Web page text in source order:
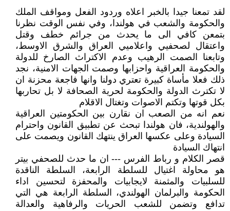
لقد تمعنا جيدا بالخبر اعلاه وردود الفعل ومواقف الملك
والحكومة والشعب في هولندا، وفي نفس الوقت نظرنا
بتمعن كافي الى ما يحدث من جرائم خطف وقتل
واعتقال لصحفيي واعلاميي العراق والشرق الاوسط،
وتابعنا الصمت الرهيب وعدم الاكتراث الصارخ للدولة
والحكومة العراقية واحزابها وصمت الجهات الامنية، نجد
ذلك فعلا مأساة كبيرة تعتري دولنا وانها فاجعة محزنة ان
لا تكترث الدولة والحكومة لحرية الصحافة لا بل تحاربها
بكل قوتها وتكتم الاصوات وتغتال الاقلام
نعم انه من الصعب ان نقارن بين الحكومتين العراقية
والهولندية، فان هولندا تبحث عن تطبيق القانون واحترام
السيادة وعلى عكسها العراق ينتهك القانون ويصمت على
انتهاك السيادة
قصر الكلام و رباط الفرس --- ان ما حدث للصحفي بيتر
هو محاولة اغتيال للسلطة الرابعة، السلطة الناقدة
للسلبيات والمثمنة لايجابيات والمحفزة لتحسين اداء
الحكومة والبرلمان الهولندي، السلطة الرابعة هي التي
تدافع وتضمن للشعب الحريات والرفاهية والعدالة